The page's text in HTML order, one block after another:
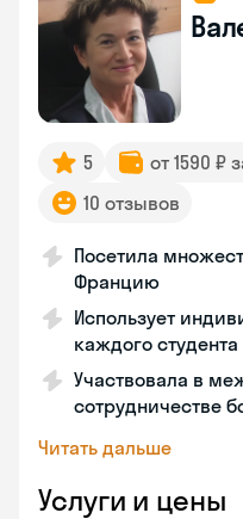
5 от 1590 ₽
10 отзывов
Посетила
Францию
Использует
каждого студента
Участвовала в
сотрудничестве
Читать дальше
Услуги и цены